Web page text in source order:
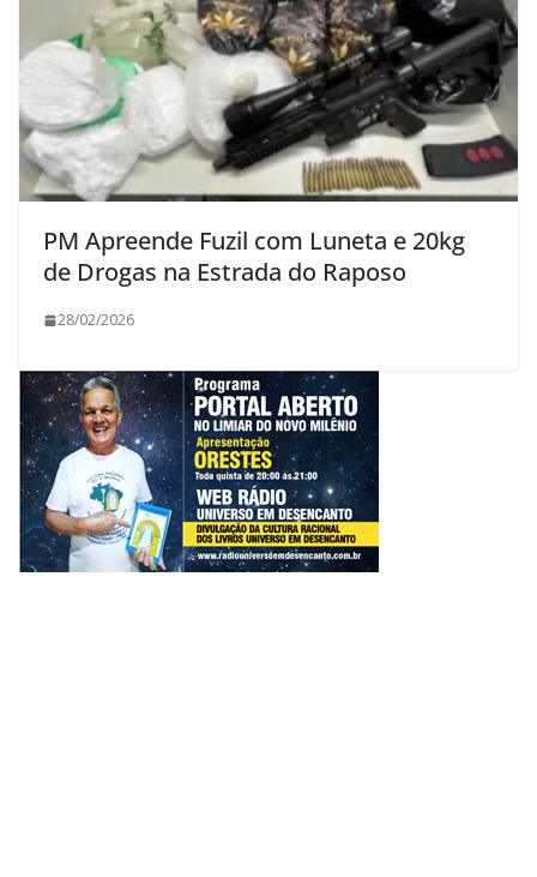
PM Apreende Fuzil com Luneta e 20kg
de Drogas na Estrada do Raposo
28/02/2026